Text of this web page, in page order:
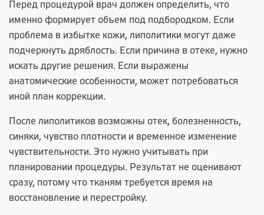
Перед процедурой врач должен определить, что
именно формирует объем под подбородком. Если
проблема в избытке кожи, липолитики могут даже
подчеркнуть дряблость. Если причина в отеке, нужно
искать другие решения. Если выражены
анатомические особенности, может потребоваться
иной план коррекции.
После липолитиков возможны отек, болезненность,
синяки, чувство плотности и временное изменение
чувствительности. Это нужно учитывать при
планировании процедуры. Результат не оценивают
сразу, потому что тканям требуется время на
восстановление и перестройку.